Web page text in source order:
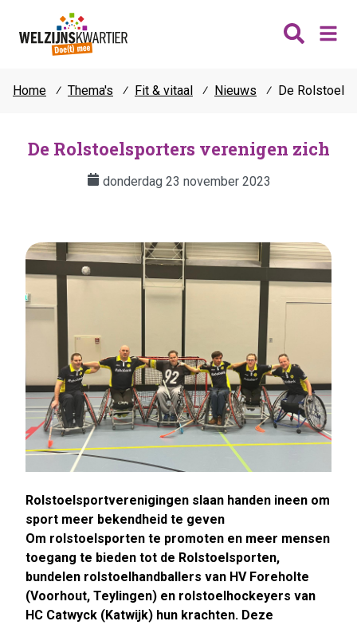
Katwijk
Lisse
Teylingen
Jongeren
Vrijwilligers
Fit & vitaal
Mantelzorg
Verhuur
Home ⁄ Thema's ⁄ Fit & vitaal ⁄ Nieuws ⁄ De
De Rolstoelsporters verenigen zich
donderdag 23 november 2023
Rolstoelsportverenigingen slaan handen ineen om
sport meer bekendheid te geven
Om rolstoelsporten te promoten en meer mensen
toegang te bieden tot de Rolstoelsporten,
bundelen rolstoelhandballers van HV Foreholte
(Voorhout, Teylingen) en rolstoelhockeyers van
HC Catwyck (Katwijk) hun krachten. Deze